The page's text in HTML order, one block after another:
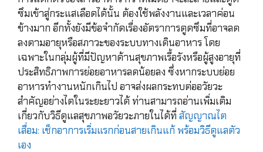
ซึมเข้าสู่กระแสเลือดได้นั้น ต้องใช้พลังงานและเวลาค่อน
ข้างมาก อีกทั้งยังมีข้อจำกัดเรื่องอัตราการดูดซึมที่อาจลด
ลงตามอายุหรือสภาวะของระบบทางเดินอาหาร โดย
เฉพาะในกลุ่มผู้ที่มีปัญหาด้านสุขภาพเรื้อรังหรือผู้สูงอายุที่
ประสิทธิภาพการย่อยอาหารลดน้อยลง ซึ่งหากระบบย่อย
อาหารทำงานหนักเกินไป อาจส่งผลกระทบต่ออวัยวะ
สำคัญอย่างไตในระยะยาวได้ ท่านสามารถอ่านเพิ่มเติม
เกี่ยวกับวิธีดูแลสุขภาพอวัยวะภายในได้ที่ สัญญาณไต
เสื่อม: เช็กอาการเริ่มแรกก่อนสายเกินแก้ พร้อมวิธีดูแลตัว
เอง